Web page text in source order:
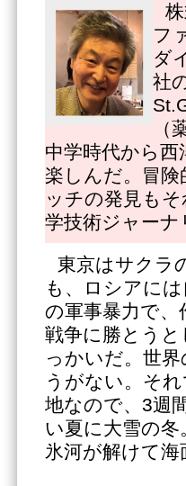
フ
ダ
社
（
中学時代から
楽しんだ。冒
ッチの発見も
学技術ジャーナ
東京はサクラ
も、ロシアに
の軍事暴力で
戦争に勝とう
っかいだ。世
うがない。そ
地なので、3週
い夏に大雪の
氷河が解けて